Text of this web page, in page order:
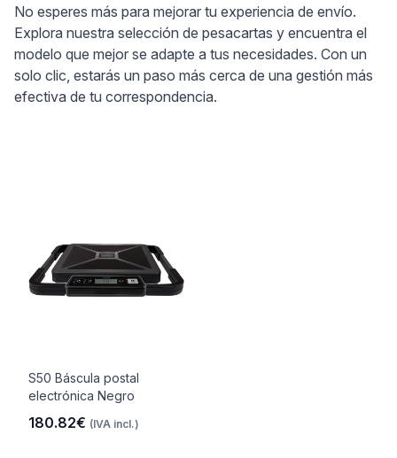
No esperes más para mejorar tu experiencia de envío.
Explora nuestra selección de pesacartas y encuentra el
modelo que mejor se adapte a tus necesidades. Con un
solo clic, estarás un paso más cerca de una gestión más
efectiva de tu correspondencia.
S50 Báscula postal
electrónica Negro
180.82€ (IVA incl.)